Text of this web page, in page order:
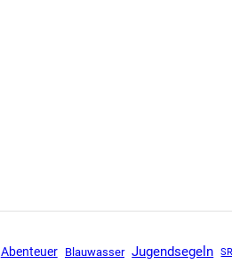
Abenteuer Blauwasser Jugendsegeln